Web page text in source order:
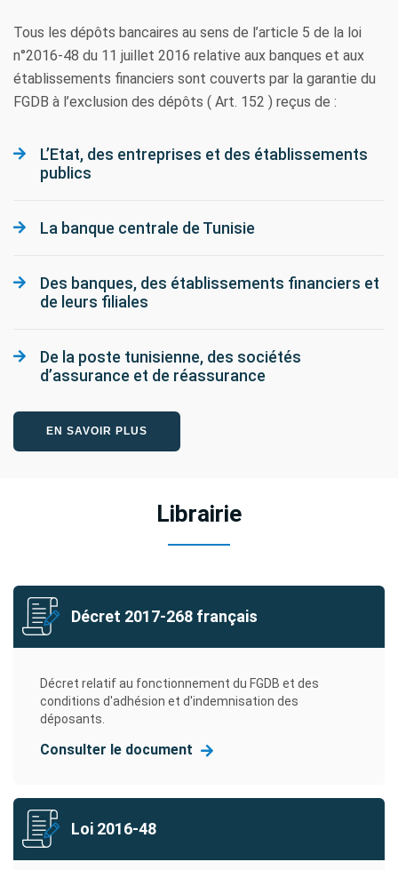
Tous les dépôts bancaires au sens de l’article 5 de la loi
n°2016-48 du 11 juillet 2016 relative aux banques et aux
établissements financiers sont couverts par la garantie du
FGDB à l’exclusion des dépôts ( Art. 152 ) reçus de :
L’Etat, des entreprises et des établissements
publics
La banque centrale de Tunisie
Des banques, des établissements financiers et
de leurs filiales
De la poste tunisienne, des sociétés
d’assurance et de réassurance
EN SAVOIR PLUS
Librairie
Décret 2017-268 français
Décret relatif au fonctionnement du FGDB et des
conditions d'adhésion et d'indemnisation des
déposants.
Consulter le document
Loi 2016-48